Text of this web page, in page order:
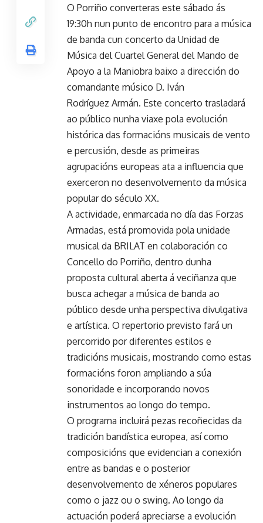
O Porriño converteras este sábado ás
19:30h nun punto de encontro para a música
de banda cun concerto da Unidad de
Música del Cuartel General del Mando de
Apoyo a la Maniobra baixo a dirección do
comandante músico D. Iván
Rodríguez Armán. Este concerto trasladará
ao público nunha viaxe pola evolución
histórica das formacións musicais de vento
e percusión, desde as primeiras
agrupacións europeas ata a influencia que
exerceron no desenvolvemento da música
popular do século XX.
A actividade, enmarcada no día das Forzas
Armadas, está promovida pola unidade
musical da BRILAT en colaboración co
Concello do Porriño, dentro dunha
proposta cultural aberta á veciñanza que
busca achegar a música de banda ao
público desde unha perspectiva divulgativa
e artística. O repertorio previsto fará un
percorrido por diferentes estilos e
tradicións musicais, mostrando como estas
formacións foron ampliando a súa
sonoridade e incorporando novos
instrumentos ao longo do tempo.
O programa incluirá pezas recoñecidas da
tradición bandística europea, así como
composicións que evidencian a conexión
entre as bandas e o posterior
desenvolvemento de xéneros populares
como o jazz ou o swing. Ao longo da
actuación poderá apreciarse a evolución